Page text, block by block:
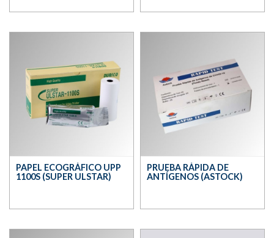
PAPEL ECOGRÁFICO UPP
1100S (SUPER ULSTAR)
PRUEBA RÁPIDA DE
ANTÍGENOS (ASTOCK)